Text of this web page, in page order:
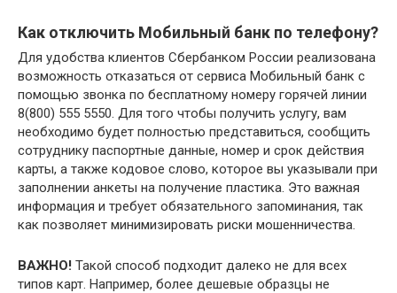
Как отключить Мобильный банк по телефону?
Для удобства клиентов Сбербанком России реализована
возможность отказаться от сервиса Мобильный банк с
помощью звонка по бесплатному номеру горячей линии
8(800) 555 5550. Для того чтобы получить услугу, вам
необходимо будет полностью представиться, сообщить
сотруднику паспортные данные, номер и срок действия
карты, а также кодовое слово, которое вы указывали при
заполнении анкеты на получение пластика. Это важная
информация и требует обязательного запоминания, так
как позволяет минимизировать риски мошенничества.
ВАЖНО! Такой способ подходит далеко не для всех
типов карт. Например, более дешевые образцы не